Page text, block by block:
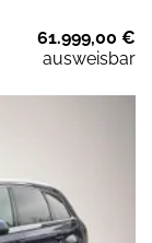
61.999,00 €
ausweisbar